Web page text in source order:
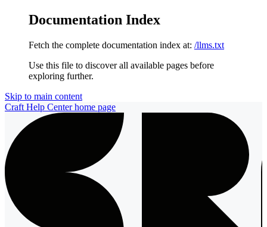
Documentation Index
Fetch the complete documentation index at: /llms.txt
Use this file to discover all available pages before
exploring further.
Skip to main content
Craft Help Centerhome page